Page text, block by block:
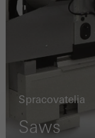
Spracovatelia
Saws
deaktivovať
Aby boli
funkčné, sú
možné ich
sprístupniť